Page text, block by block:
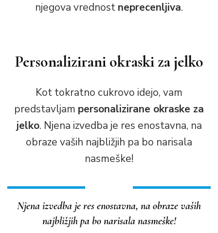
njegova vrednost neprecenljiva.
Personalizirani okraski za jelko
Kot tokratno cukrovo idejo, vam
predstavljam personalizirane okraske za
jelko. Njena izvedba je res enostavna, na
obraze vaših najbližjih pa bo narisala
nasmeške!
Njena izvedba je res enostavna, na obraze vaših
najbližjih pa bo narisala nasmeške!